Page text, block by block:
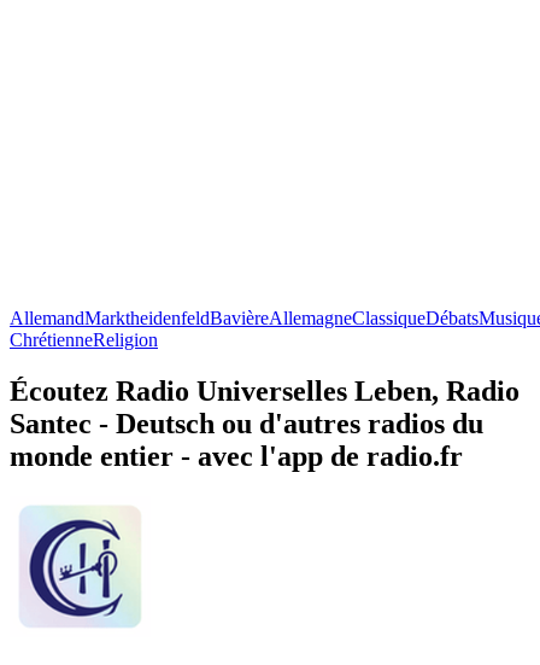
AllemandMarktheidenfeldBavièreAllemagneClassiqueDébats
ChrétienneReligion
Écoutez Radio Universelles Leben, Radio
Santec - Deutsch ou d'autres radios du
monde entier - avec l'app de radio.fr